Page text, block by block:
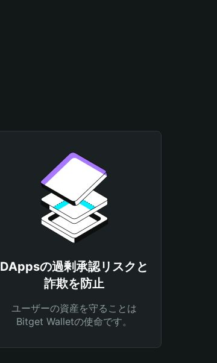
DAppsの過剰承認リスクと
詐欺を防止
ユーザーの資産を守ることは
Bitget Walletの使命です。